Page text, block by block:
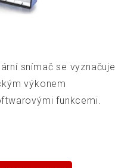
snímač se vyznačuje
výkonem
funkcemi.